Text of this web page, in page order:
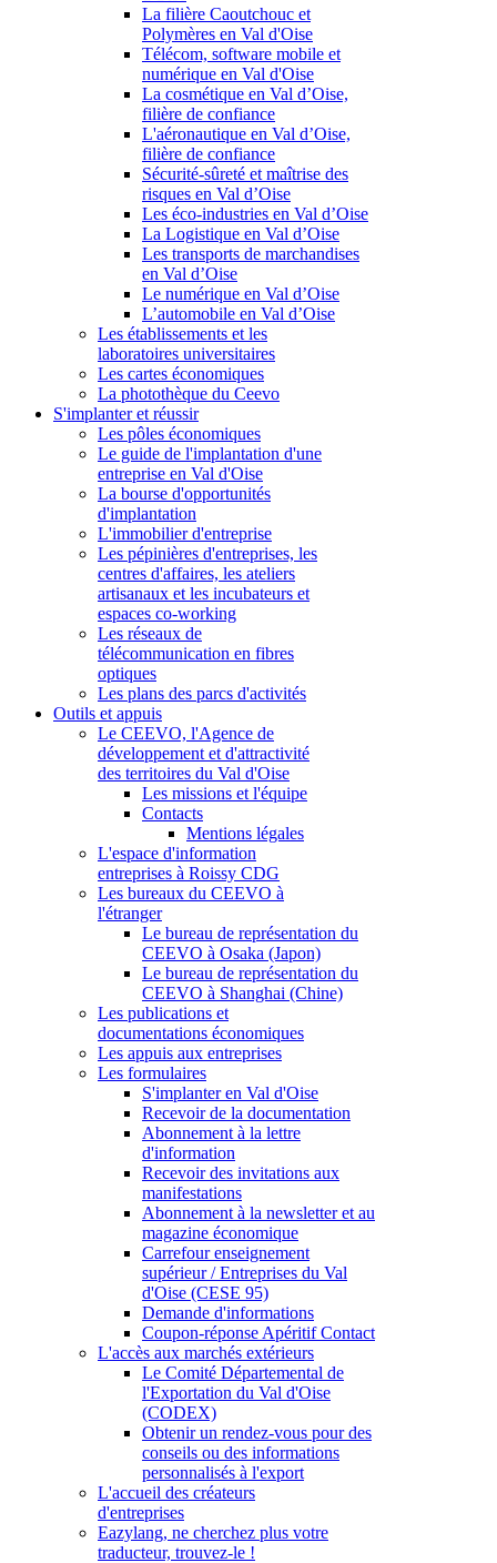
La filière Caoutchouc et
Polymères en Val d'Oise
Télécom, software mobile et
numérique en Val d'Oise
La cosmétique en Val d’Oise,
filière de confiance
L'aéronautique en Val d’Oise,
filière de confiance
Sécurité-sûreté et maîtrise des
risques en Val d’Oise
Les éco-industries en Val d’Oise
La Logistique en Val d’Oise
Les transports de marchandises
en Val d’Oise
Le numérique en Val d’Oise
L’automobile en Val d’Oise
Les établissements et les
laboratoires universitaires
Les cartes économiques
La photothèque du Ceevo
S'implanter et réussir
Les pôles économiques
Le guide de l'implantation d'une
entreprise en Val d'Oise
La bourse d'opportunités
d'implantation
L'immobilier d'entreprise
Les pépinières d'entreprises, les
centres d'affaires, les ateliers
artisanaux et les incubateurs et
espaces co-working
Les réseaux de
télécommunication en fibres
optiques
Les plans des parcs d'activités
Outils et appuis
Le CEEVO, l'Agence de
développement et d'attractivité
des territoires du Val d'Oise
Les missions et l'équipe
Contacts
Mentions légales
L'espace d'information
entreprises à Roissy CDG
Les bureaux du CEEVO à
l'étranger
Le bureau de représentation du
CEEVO à Osaka (Japon)
Le bureau de représentation du
CEEVO à Shanghai (Chine)
Les publications et
documentations économiques
Les appuis aux entreprises
Les formulaires
S'implanter en Val d'Oise
Recevoir de la documentation
Abonnement à la lettre
d'information
Recevoir des invitations aux
manifestations
Abonnement à la newsletter et au
magazine économique
Carrefour enseignement
supérieur / Entreprises du Val
d'Oise (CESE 95)
Demande d'informations
Coupon-réponse Apéritif Contact
L'accès aux marchés extérieurs
Le Comité Départemental de
l'Exportation du Val d'Oise
(CODEX)
Obtenir un rendez-vous pour des
conseils ou des informations
personnalisés à l'export
L'accueil des créateurs
d'entreprises
Eazylang, ne cherchez plus votre
traducteur, trouvez-le !